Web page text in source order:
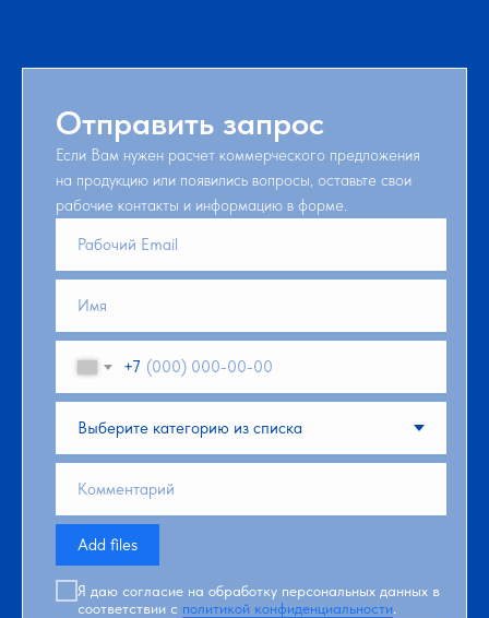
Отправить запрос
Если Вам нужен расчет коммерческого предложения
на продукцию или появились вопросы, оставьте свои
рабочие контакты и информацию в форме.
+7
Add files
Я даю согласие на обработку персональных данных в
соответствии с политикой конфиденциальности.